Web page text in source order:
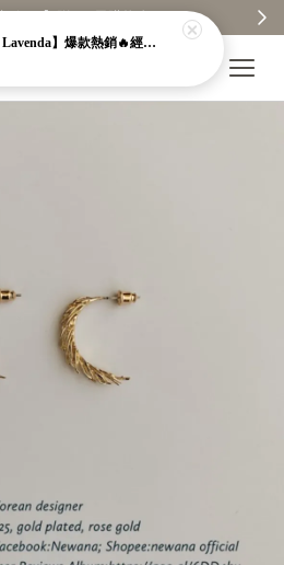
【韓國女錶．Lavenda】爆款熱銷🔥經典之作老錢風編織紋理奢華金錶【nk64】